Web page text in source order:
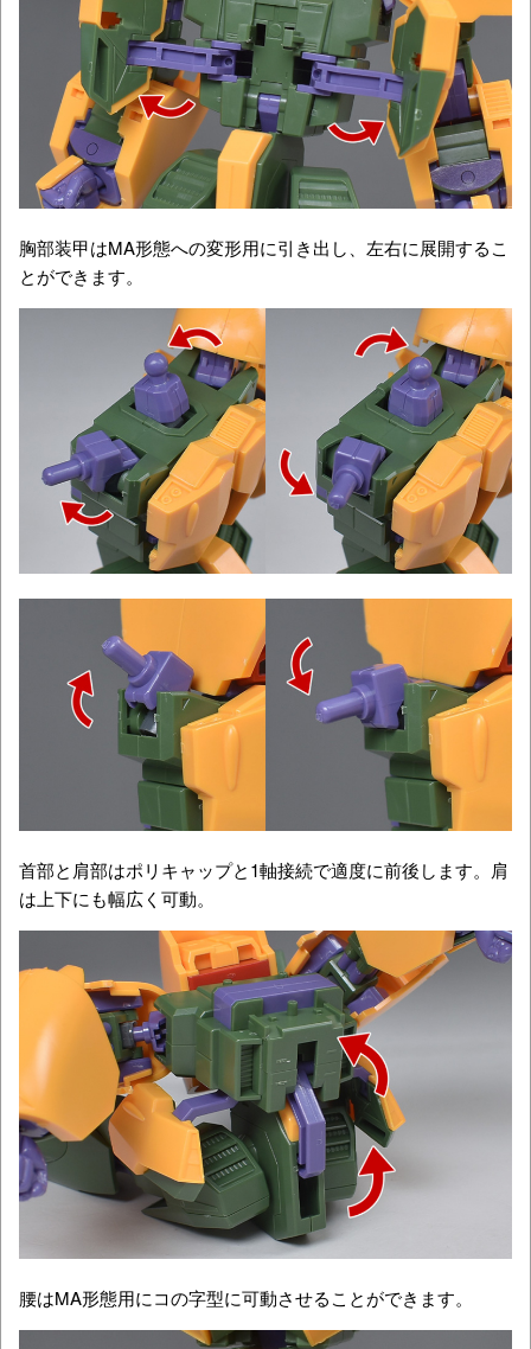
胸部装甲はMA形態への変形用に引き出し、左右に展開するこ
とができます。
首部と肩部はポリキャップと1軸接続で適度に前後します。肩
は上下にも幅広く可動。
腰はMA形態用にコの字型に可動させることができます。